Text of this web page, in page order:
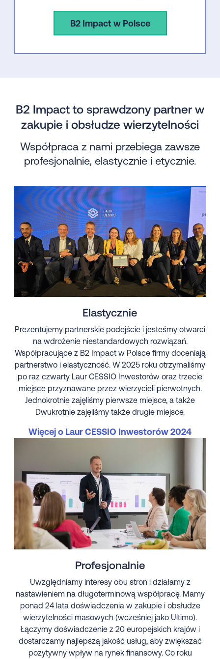
B2 Impact w Polsce
B2 Impact to sprawdzony partner w
zakupie i obsłudze wierzytelności
Współpraca z nami przebiega zawsze
profesjonalnie, elastycznie i etycznie.
Elastycznie
Prezentujemy partnerskie podejście i jesteśmy otwarci
na wdrożenie niestandardowych rozwiązań.
Współpracujące z B2 Impact w Polsce firmy doceniają
partnerstwo i elastyczność. W 2025 roku otrzymaliśmy
po raz czwarty Laur CESSIO Inwestorów oraz trzecie
miejsce przyznawane przez wierzycieli pierwotnych.
Jednokrotnie zajęliśmy pierwsze miejsce, a także
Dwukrotnie zajęliśmy także drugie miejsce.
Więcej o Laur CESSIO Inwestorów 2024
Profesjonalnie
Uwzględniamy interesy obu stron i działamy z
nastawieniem na długoterminową współpracę. Mamy
ponad 24 lata doświadczenia w zakupie i obsłudze
wierzytelności masowych (wcześniej jako Ultimo).
Łączymy doświadczenie z 20 europejskich krajów i
dostarczamy najlepszą jakość usług, aby zwiększać
pozytywny wpływ na rynek finansowy. Co roku